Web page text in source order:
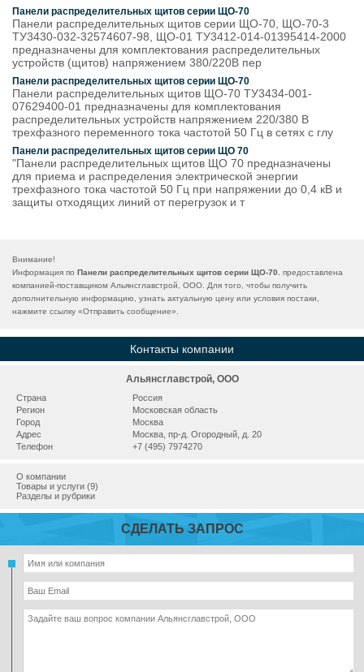
Панели распределительных щитов серии ЩО-70
Панели распределительных щитов серии ЩО-70, ЩО-70-3
ТУ3430-032-32574607-98, ЩО-01 ТУ3412-014-01395414-2000
предназначены для комплектования распределительных
устройств (щитов) напряжением 380/220В пер
Панели распределительных щитов серии ЩО-70
Панели распределительных щитов ЩО-70 ТУ3434-001-
07629400-01 предназначены для комплектования
распределительных устройств напряжением 220/380 В
трехфазного переменного тока частотой 50 Гц в сетях с глу
Панели распределительных щитов серии ЩО 70
"Панели распределительных щитов ЩО 70 предназначены
для приема и распределения электрической энергии
трехфазного тока частотой 50 Гц при напряжении до 0,4 кВ и
защиты отходящих линий от перегрузок и т
Внимание!
Информация по Панели распределительных щитов серии ЩО-70.
предоставлена
компанией-поставщиком Альянсглавстрой, ООО. Для того, чтобы получить
дополнительную информацию, узнать актуальную цену или условия постаки,
нажмите ссылку «Отправить сообщение».
Контакты компании
Альянсглавстрой, ООО
Страна
Россия
Регион
Московская область
Город
Москва
Адрес
Москва, пр-д. Огородный, д. 20
Телефон
+7 (495) 7974270
О компании
Товары и услуги (9)
Разделы и рубрики
СДЕЛАТЬ ЗАПРОС